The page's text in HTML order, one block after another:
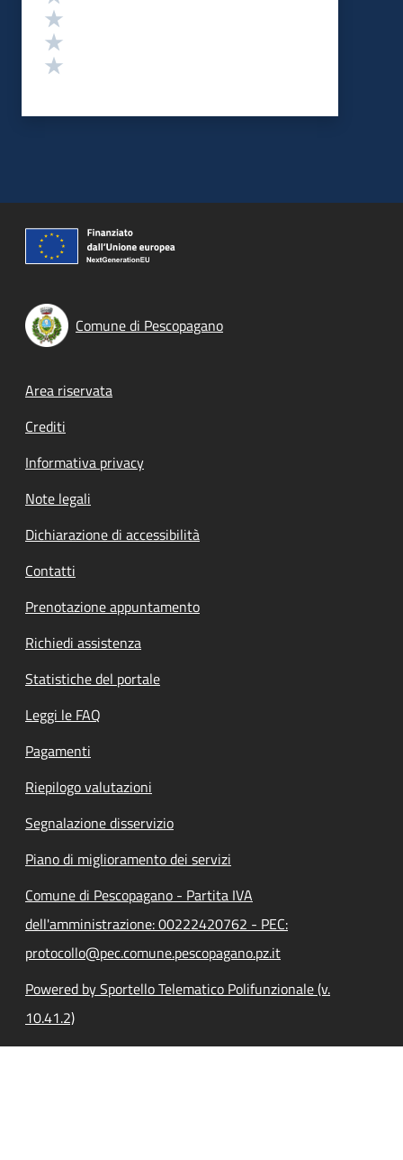
Comune di Pescopagano
Footer menu
Area riservata
Crediti
Informativa privacy
Note legali
Dichiarazione di accessibilità
Contatti
Prenotazione appuntamento
Richiedi assistenza
Statistiche del portale
Leggi le FAQ
Pagamenti
Riepilogo valutazioni
Segnalazione disservizio
Piano di miglioramento dei servizi
Comune di Pescopagano - Partita IVA
dell'amministrazione: 00222420762 - PEC:
protocollo@pec.comune.pescopagano.pz.it
Powered by Sportello Telematico Polifunzionale (v.
10.41.2)